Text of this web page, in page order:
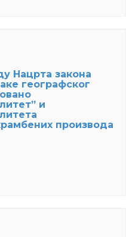
Нацрта закона
географског
и
производа